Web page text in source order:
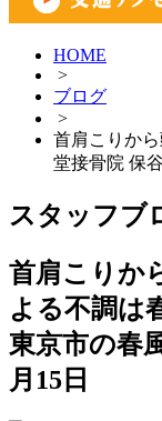
HOME
>
ブログ
>
首肩こりか
堂接骨院 保
スタッフブ
首肩こりか
よる不調は
東京市の春
月15日